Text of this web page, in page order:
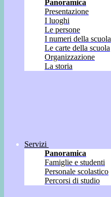
Panoramica
Presentazione
I luoghi
Le persone
I numeri della scuola
Le carte della scuola
Organizzazione
La storia
Servizi
Panoramica
Famiglie e studenti
Personale scolastico
Percorsi di studio